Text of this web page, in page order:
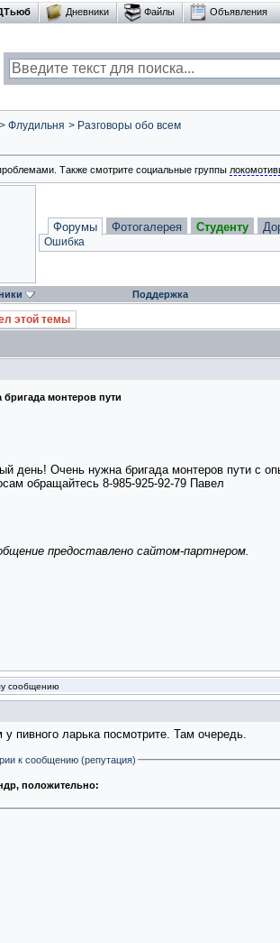
Дневники Файлы Объявления
> Флудильня > Разговоры обо всем
Также смотрите социальные группы
Форумы Фотогалерея Студенту
Ошибка
Поддержка
этой темы
бригада монтеров пути
день! Очень нужна бригада монтеров пути с
обращайтесь 8-985-925-92-79 Павел
предоставлено сайтом-партнером.
сообщению
у пивного ларька посмотрите. Там очередь.
к сообщению (репутация)
, положительно: